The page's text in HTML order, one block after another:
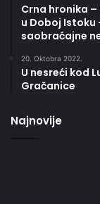
Crna hronika
u Doboj Istoku
saobraćajne
20. Oktobra 2022.
U nesreći kod
Gračanice
Najnovije